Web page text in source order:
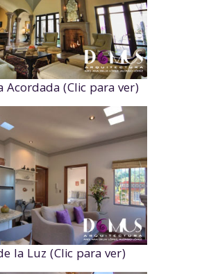
Acordada (Clic para ver)
la Luz (Clic para ver)